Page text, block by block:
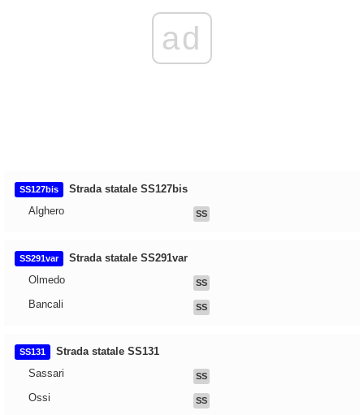
ad
SS127bis
Strada statale SS127bis
Alghero
SS
SS291var
Strada statale SS291var
Olmedo
SS
Bancali SS
SS131
Strada statale SS131
Sassari
SS
Ossi SS